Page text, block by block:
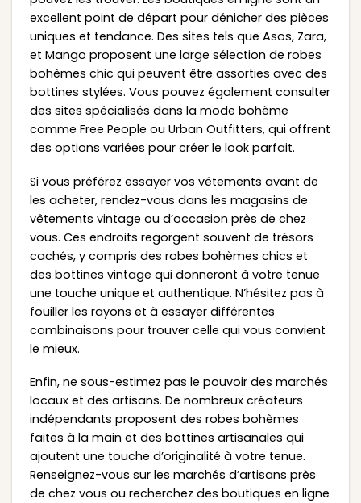
excellent point de départ pour dénicher des pièces
uniques et tendance. Des sites tels que Asos, Zara,
et Mango proposent une large sélection de robes
bohèmes chic qui peuvent être assorties avec des
bottines stylées. Vous pouvez également consulter
des sites spécialisés dans la mode bohème
comme Free People ou Urban Outfitters, qui offrent
des options variées pour créer le look parfait.
Si vous préférez essayer vos vêtements avant de
les acheter, rendez-vous dans les magasins de
vêtements vintage ou d’occasion près de chez
vous. Ces endroits regorgent souvent de trésors
cachés, y compris des robes bohèmes chics et
des bottines vintage qui donneront à votre tenue
une touche unique et authentique. N’hésitez pas à
fouiller les rayons et à essayer différentes
combinaisons pour trouver celle qui vous convient
le mieux.
Enfin, ne sous-estimez pas le pouvoir des marchés
locaux et des artisans. De nombreux créateurs
indépendants proposent des robes bohèmes
faites à la main et des bottines artisanales qui
ajoutent une touche d’originalité à votre tenue.
Renseignez-vous sur les marchés d’artisans près
de chez vous ou recherchez des boutiques en ligne